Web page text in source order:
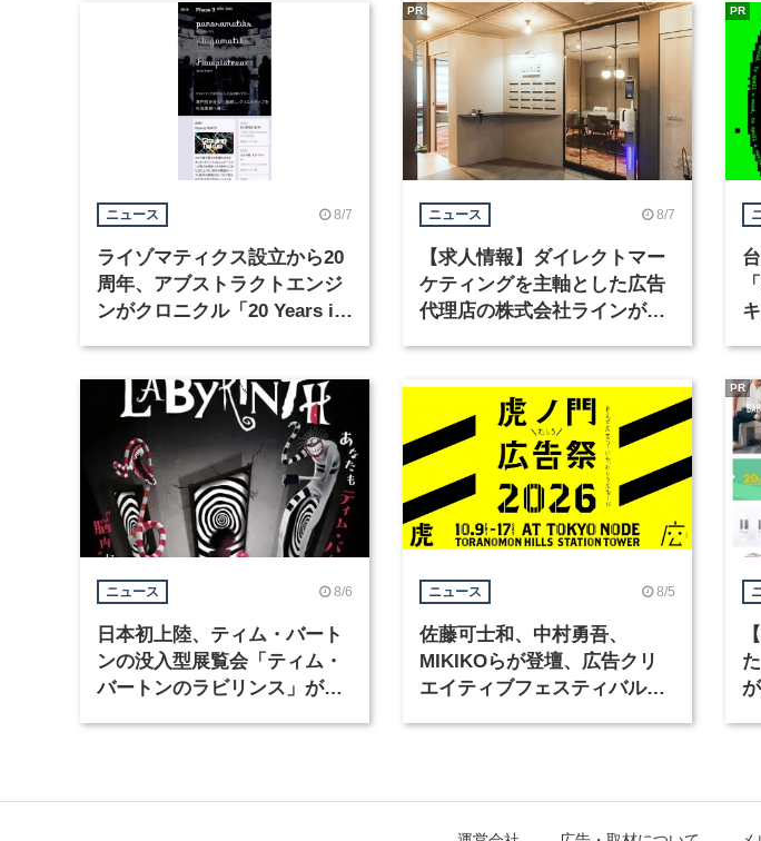
ニュース 8/7
ライゾマティクス設立から20
周年、アブストラクトエンジ
ンがクロニクル「20 Years in
ニュース 8/7
【求人情報】ダイレクトマー
ケティングを主軸とした広告
代理店の株式会社ラインが、
PR PR
ニュース 8/6
日本初上陸、ティム・バート
ンの没入型展覧会「ティム・
バートンのラビリンス」が東
ニュース 8/5
佐藤可士和、中村勇吾、
MIKIKOらが登壇、広告クリ
エイティブフェスティバル
PR